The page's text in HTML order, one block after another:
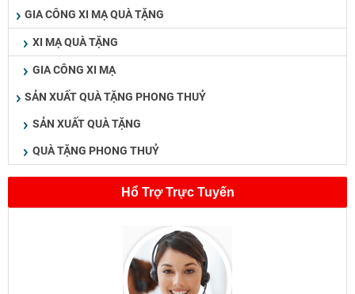
GIA CÔNG XI MẠ QUÀ TẶNG
XI MẠ QUÀ TẶNG
GIA CÔNG XI MẠ
SẢN XUẤT QUÀ TẶNG PHONG THUỶ
SẢN XUẤT QUÀ TẶNG
QUÀ TẶNG PHONG THUỶ
Hổ Trợ Trực Tuyến